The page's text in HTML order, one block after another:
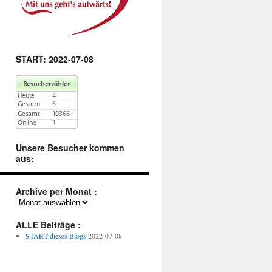
START: 2022-07-08
Unsere Besucher kommen
aus:
Archive per Monat :
Archive
Monat
:
ALLE Beiträge :
START dieses Blogs 2022-07-08